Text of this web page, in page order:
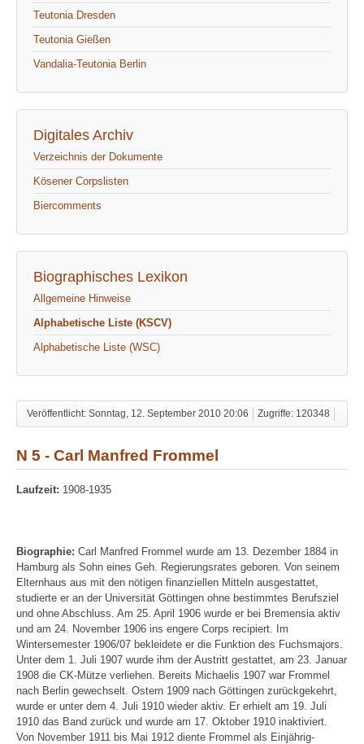
Teutonia Dresden
Teutonia Gießen
Vandalia-Teutonia Berlin
Digitales Archiv
Verzeichnis der Dokumente
Kösener Corpslisten
Biercomments
Biographisches Lexikon
Allgemeine Hinweise
Alphabetische Liste (KSCV)
Alphabetische Liste (WSC)
Veröffentlicht: Sonntag, 12. September 2010 20:06 Zugriffe: 120348
N 5 - Carl Manfred Frommel
Laufzeit: 1908-1935
Biographie: Carl Manfred Frommel wurde am 13. Dezember 1884 in
Hamburg als Sohn eines Geh. Regierungsrates geboren. Von seinem
Elternhaus aus mit den nötigen finanziellen Mitteln ausgestattet,
studierte er an der Universität Göttingen ohne bestimmtes Berufsziel
und ohne Abschluss. Am 25. April 1906 wurde er bei Bremensia aktiv
und am 24. November 1906 ins engere Corps recipiert. Im
Wintersemester 1906/07 bekleidete er die Funktion des Fuchsmajors.
Unter dem 1. Juli 1907 wurde ihm der Austritt gestattet, am 23. Januar
1908 die CK-Mütze verliehen. Bereits Michaelis 1907 war Frommel
nach Berlin gewechselt. Ostern 1909 nach Göttingen zurückgekehrt,
wurde er unter dem 4. Juli 1910 wieder aktiv. Er erhielt am 19. Juli
1910 das Band zurück und wurde am 17. Oktober 1910 inaktiviert.
Von November 1911 bis Mai 1912 diente Frommel als Einjährig-